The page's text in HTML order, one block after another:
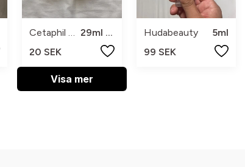
29ml och 5ml
20 SEK
Hudabeauty
5ml
99 SEK
Visa mer